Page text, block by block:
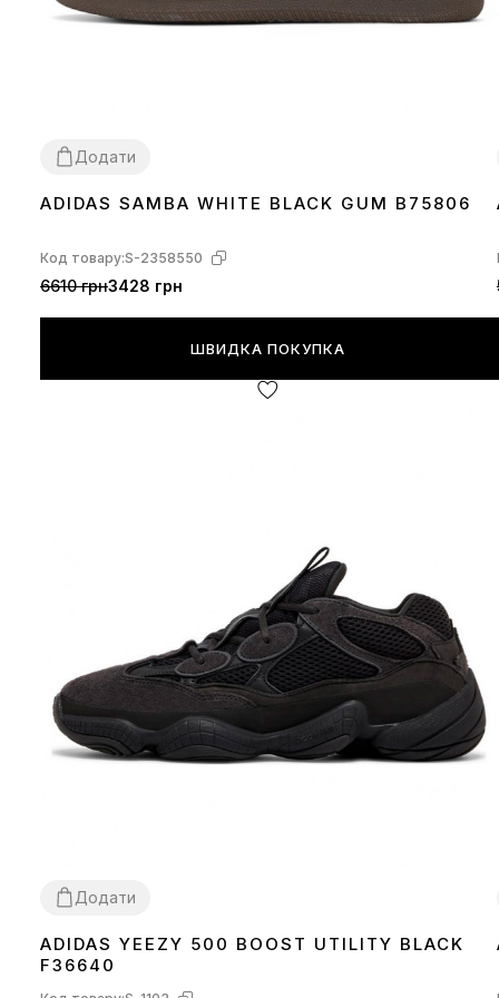
Додати
36 3738 394041424344 45
ADIDAS SAMBA WHITE BLACK GUM B75806
Код товару:S-2358550
6610 грн3428 грн
ШВИДКА ПОКУПКА
Додати
37 3839 41 42 4344 45
ADIDAS YEEZY 500 BOOST UTILITY BLACK
F36640